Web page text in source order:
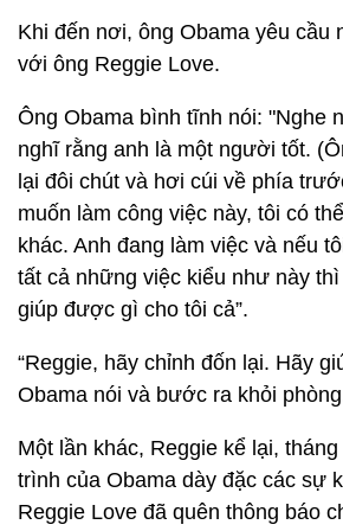
Khi đến nơi, ông Obama yêu cầu
với ông Reggie Love.
Ông Obama bình tĩnh nói: "Nghe
nghĩ rằng anh là một người tốt.
lại đôi chút và hơi cúi về phía
muốn làm công việc này, tôi có
khác. Anh đang làm việc và nếu
tất cả những việc kiểu như này
giúp được gì cho tôi cả”.
“Reggie, hãy chỉnh đốn lại. Hãy
Obama nói và bước ra khỏi
Một lần khác, Reggie kể lại,
trình của Obama dày đặc các sự
Reggie Love đã quên thông báo